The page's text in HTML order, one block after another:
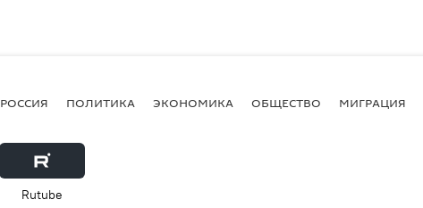
РОССИЯ ПОЛИТИКА ЭКОНОМИКА ОБЩЕСТВО МИГРАЦИЯ
Rutube